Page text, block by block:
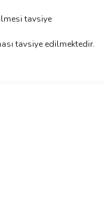
tavsiye
tavsiye edilmektedir.